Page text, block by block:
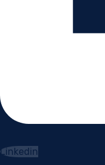
Linkedin